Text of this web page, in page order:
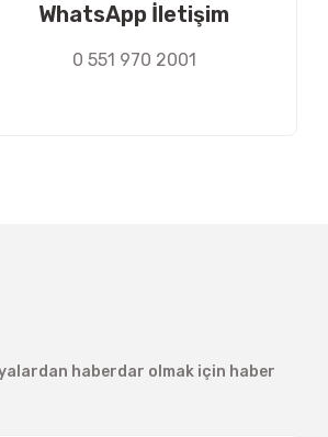
WhatsApp İletişim
0 551 970 2001
haberdar olmak için haber